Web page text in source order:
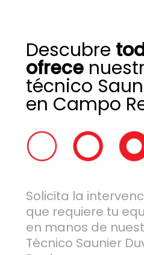
Descubre
ofrece
técnico
en Campo
Solicita la
que requiere tu
en manos de
Técnico Saunier